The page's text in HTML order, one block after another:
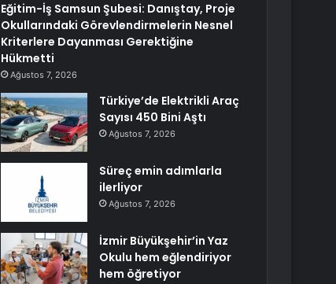
Eğitim-İş Samsun Şubesi: Danıştay, Proje
Okullarındaki Görevlendirmelerin Nesnel
Kriterlere Dayanması Gerektiğine
Hükmetti
Ağustos 7, 2026
Türkiye’de Elektrikli Araç
Sayısı 450 Bini Aştı
Ağustos 7, 2026
Süreç emin adımlarla
ilerliyor
Ağustos 7, 2026
İzmir Büyükşehir’in Yaz
Okulu hem eğlendiriyor
hem öğretiyor